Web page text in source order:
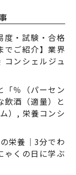
度・試験・合格
でご紹介】業界
ンシェルジュ
「％（パーセン
飲酒（適量）と
）, 栄養コンシ
栄養｜3分でわ
ゃくの日に学ぶ